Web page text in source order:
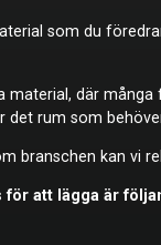
som du
där
det rum som
branschen kan vi
för att lägga är